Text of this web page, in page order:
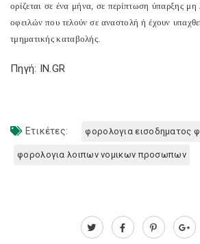
ορίζεται σε ένα μήνα, σε περίπτωση ύπαρξης
οφειλών που τελούν σε αναστολή ή έχουν
τμηματικής καταβολής.
Πηγή: IN.GR
Ετικέτες: φορολογια εισοδηματος
φορολογια λοιπων νομικων προσωπων